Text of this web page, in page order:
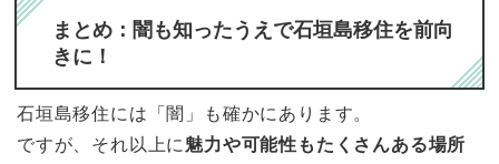
まとめ：闇も知ったうえで石垣島移住を前向
きに！
石垣島移住には「闇」も確かにあります。
ですが、それ以上に 魅力や可能性もたくさんある場所